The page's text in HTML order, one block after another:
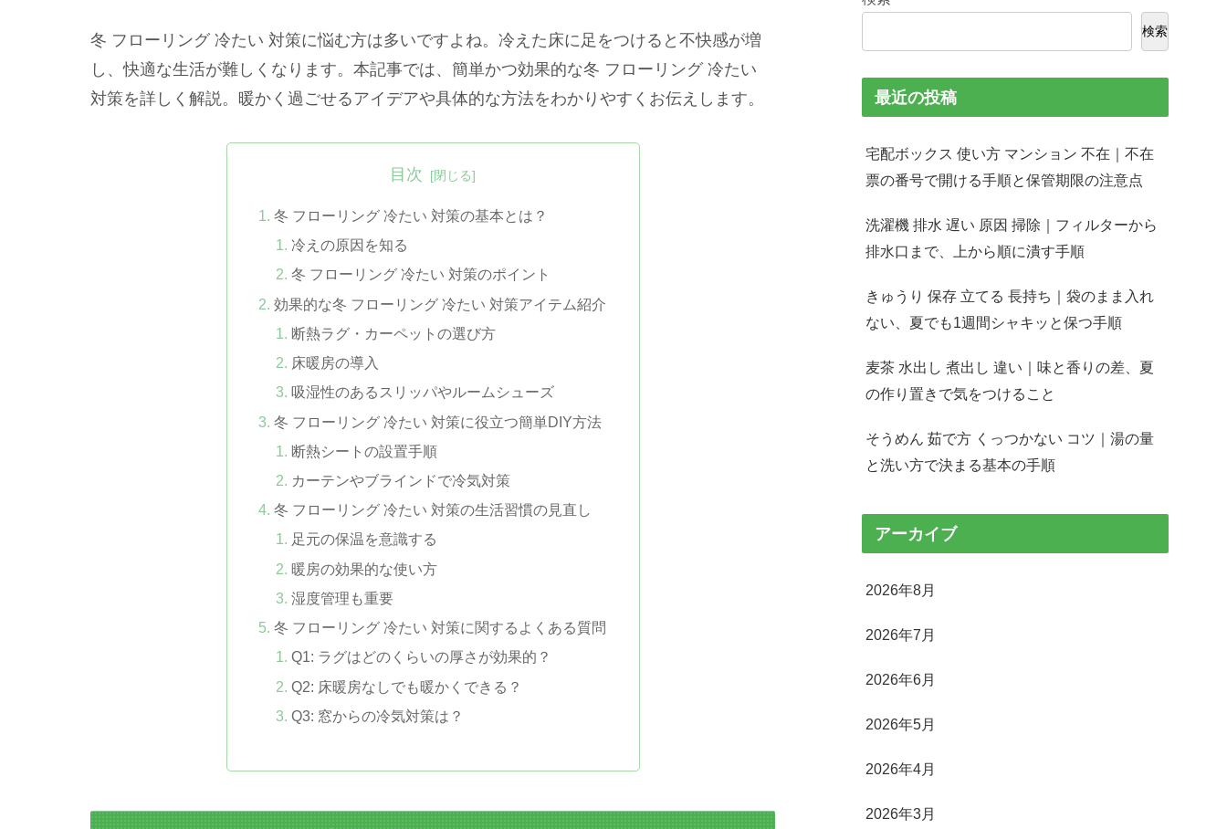
冬 フローリング 冷たい 対策に悩む方は多いですよね。冷えた床に足をつけると不快感が増
し、快適な生活が難しくなります。本記事では、簡単かつ効果的な冬 フローリング 冷たい
対策を詳しく解説。暖かく過ごせるアイデアや具体的な方法をわかりやすくお伝えします。
目次
冬 フローリング 冷たい 対策の基本とは？
冷えの原因を知る
冬 フローリング 冷たい 対策のポイント
効果的な冬 フローリング 冷たい 対策アイテム紹介
断熱ラグ・カーペットの選び方
床暖房の導入
吸湿性のあるスリッパやルームシューズ
冬 フローリング 冷たい 対策に役立つ簡単DIY方法
断熱シートの設置手順
カーテンやブラインドで冷気対策
冬 フローリング 冷たい 対策の生活習慣の見直し
足元の保温を意識する
暖房の効果的な使い方
湿度管理も重要
冬 フローリング 冷たい 対策に関するよくある質問
Q1: ラグはどのくらいの厚さが効果的？
Q2: 床暖房なしでも暖かくできる？
Q3: 窓からの冷気対策は？
検索
最近の投稿
宅配ボックス 使い方 マンション 不在｜不在
票の番号で開ける手順と保管期限の注意点
洗濯機 排水 遅い 原因 掃除｜フィルターから
排水口まで、上から順に潰す手順
きゅうり 保存 立てる 長持ち｜袋のまま入れ
ない、夏でも1週間シャキッと保つ手順
麦茶 水出し 煮出し 違い｜味と香りの差、夏
の作り置きで気をつけること
そうめん 茹で方 くっつかない コツ｜湯の量
と洗い方で決まる基本の手順
アーカイブ
2026年8月
2026年7月
2026年6月
2026年5月
2026年4月
2026年3月